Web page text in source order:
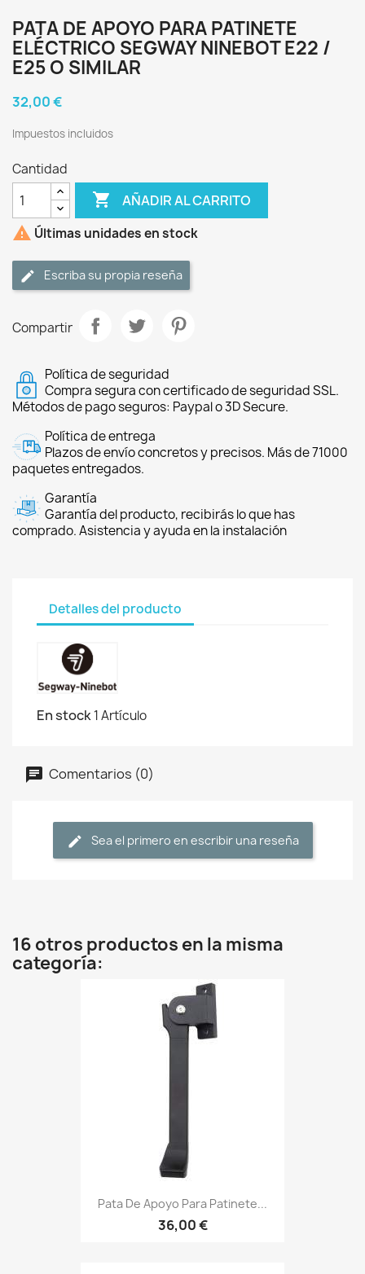
PATA DE APOYO PARA PATINETE
ELÉCTRICO SEGWAY NINEBOT E22 /
E25 O SIMILAR
32,00 €
Impuestos incluidos
Cantidad
 AÑADIR AL CARRITO
 Últimas unidades en stock
Escriba su propia reseña
Compartir
Política de seguridad
Compra segura con certificado de seguridad SSL.
Métodos de pago seguros: Paypal o 3D Secure.
Política de entrega
Plazos de envío concretos y precisos. Más de 71000
paquetes entregados.
Garantía
Garantía del producto, recibirás lo que has
comprado. Asistencia y ayuda en la instalación
Detalles del producto
En stock1 Artículo
Comentarios (0)
Sea el primero en escribir una reseña
16 otros productos en la misma
categoría:
Pata De Apoyo Para Patinete...
36,00 €